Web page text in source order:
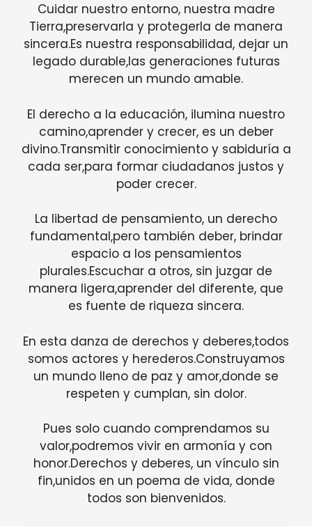
Cuidar nuestro entorno, nuestra madre
Tierra,preservarla y protegerla de manera
sincera.Es nuestra responsabilidad, dejar un
legado durable,las generaciones futuras
merecen un mundo amable.
El derecho a la educación, ilumina nuestro
camino,aprender y crecer, es un deber
divino.Transmitir conocimiento y sabiduría a
cada ser,para formar ciudadanos justos y
poder crecer.
La libertad de pensamiento, un derecho
fundamental,pero también deber, brindar
espacio a los pensamientos
plurales.Escuchar a otros, sin juzgar de
manera ligera,aprender del diferente, que
es fuente de riqueza sincera.
En esta danza de derechos y deberes,todos
somos actores y herederos.Construyamos
un mundo lleno de paz y amor,donde se
respeten y cumplan, sin dolor.
Pues solo cuando comprendamos su
valor,podremos vivir en armonía y con
honor.Derechos y deberes, un vínculo sin
fin,unidos en un poema de vida, donde
todos son bienvenidos.